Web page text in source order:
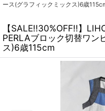
ース(グラフィックミックス)6歳
【SALE!!30%OFF!!】
PERLAブロック切替ワン
ス)6歳115cm